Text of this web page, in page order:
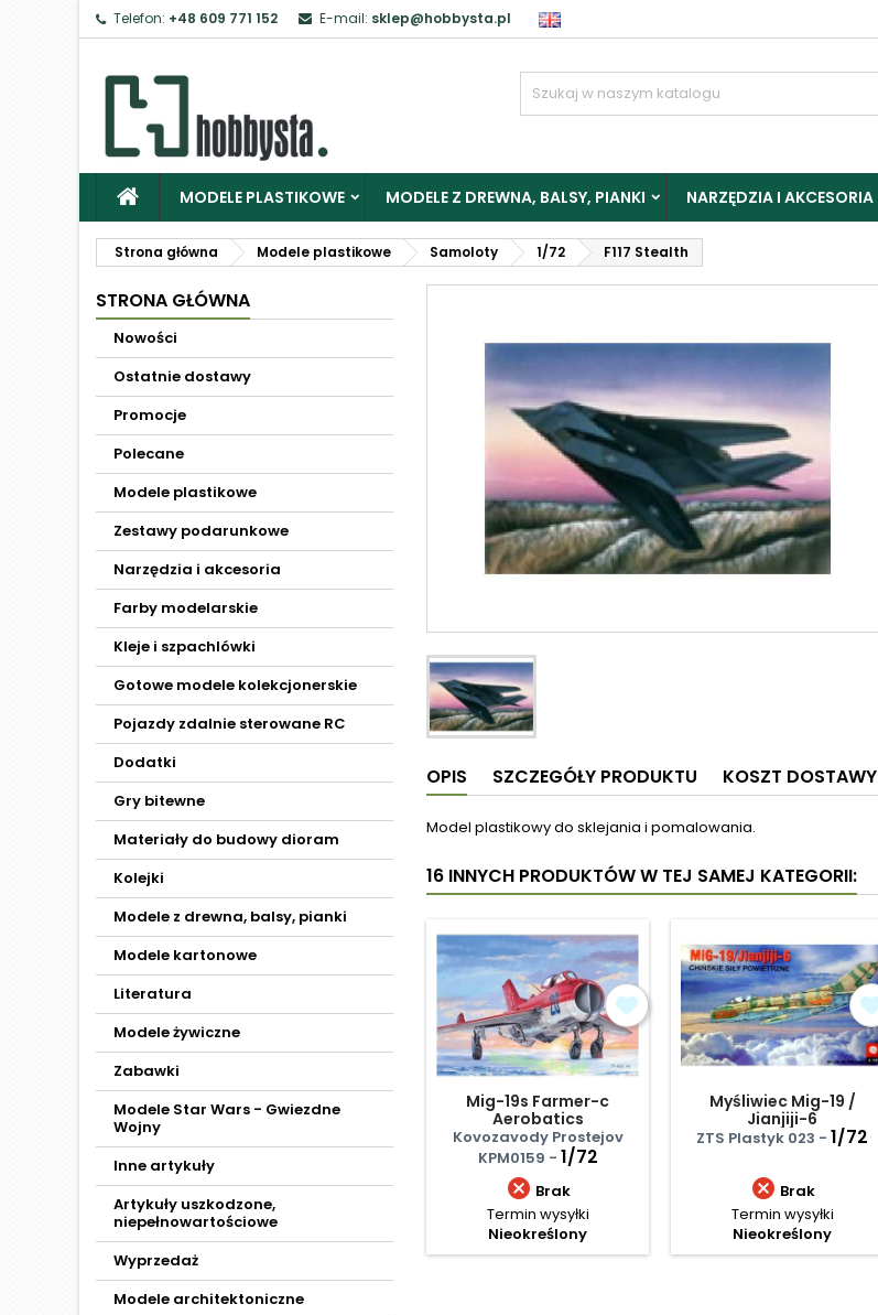
Telefon: +48 609 771 152 E-mail: sklep@hobbysta.pl
MODELE PLASTIKOWE MODELE Z DREWNA, BALSY, PIANKI NARZĘDZIA I AKCESORIA
Strona główna Modele plastikowe Samoloty 1/72 F117 Stealth
STRONA GŁÓWNA
Nowości
Ostatnie dostawy
Promocje
Polecane
Modele plastikowe
Zestawy podarunkowe
Narzędzia i akcesoria
Farby modelarskie
Kleje i szpachlówki
Gotowe modele kolekcjonerskie
Pojazdy zdalnie sterowane RC
Dodatki
Gry bitewne
Materiały do budowy dioram
Kolejki
Modele z drewna, balsy, pianki
Modele kartonowe
Literatura
Modele żywiczne
Zabawki
Modele Star Wars - Gwiezdne
Wojny
Inne artykuły
Artykuły uszkodzone,
niepełnowartościowe
Wyprzedaż
Modele architektoniczne
OPIS SZCZEGÓŁY PRODUKTU KOSZT DOSTAWY
Model plastikowy do sklejania i pomalowania.
16 INNYCH PRODUKTÓW W TEJ SAMEJ KATEGORII:
Mig-19s Farmer-c
Aerobatics
Kovozavody Prostejov
KPM0159 - 1/72
 Brak
Termin wysyłki
Nieokreślony
Myśliwiec Mig-19 /
Jianjiji-6
ZTS Plastyk 023 - 1/72
 Brak
Termin wysyłki
Nieokreślony